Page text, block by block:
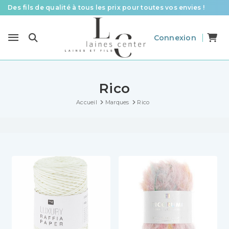
Des fils de qualité à tous les prix pour toutes vos envies !
Le spécialiste laines et fils en France pour le tricot et le crochet
Connexion
Rico
Accueil Marques Rico